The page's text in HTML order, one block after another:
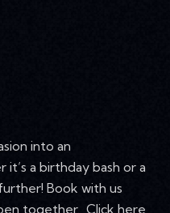
into an
a birthday bash or a
Book with us
together. Click here